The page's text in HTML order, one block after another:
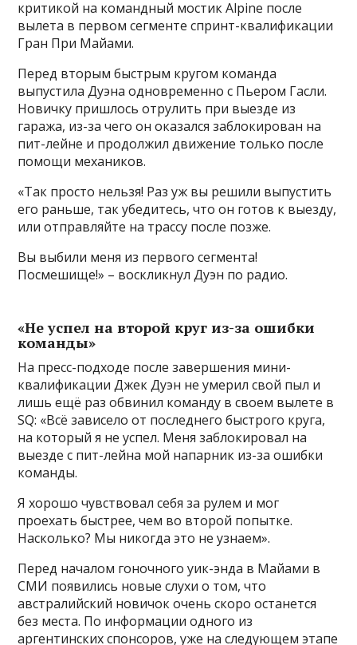
критикой на командный мостик Alpine после
вылета в первом сегменте спринт-квалификации
Гран При Майами.
Перед вторым быстрым кругом команда
выпустила Дуэна одновременно с Пьером Гасли.
Новичку пришлось отрулить при выезде из
гаража, из-за чего он оказался заблокирован на
пит-лейне и продолжил движение только после
помощи механиков.
«Так просто нельзя! Раз уж вы решили выпустить
его раньше, так убедитесь, что он готов к выезду,
или отправляйте на трассу после позже.
Вы выбили меня из первого сегмента!
Посмешище!» – воскликнул Дуэн по радио.
«Не успел на второй круг из-за ошибки
команды»
На пресс-подходе после завершения мини-
квалификации Джек Дуэн не умерил свой пыл и
лишь ещё раз обвинил команду в своем вылете в
SQ: «Всё зависело от последнего быстрого круга,
на который я не успел. Меня заблокировал на
выезде с пит-лейна мой напарник из-за ошибки
команды.
Я хорошо чувствовал себя за рулем и мог
проехать быстрее, чем во второй попытке.
Насколько? Мы никогда это не узнаем».
Перед началом гоночного уик-энда в Майами в
СМИ появились новые слухи о том, что
австралийский новичок очень скоро останется
без места. По информации одного из
аргентинских спонсоров, уже на следующем этапе